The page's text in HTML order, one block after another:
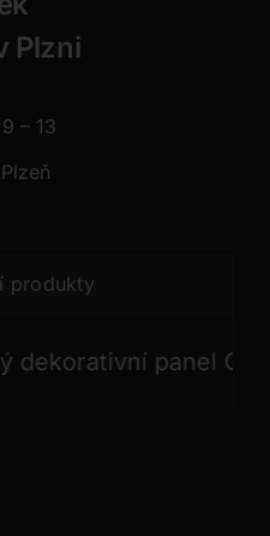
Plzni
9 – 13
produkty
panel GONG